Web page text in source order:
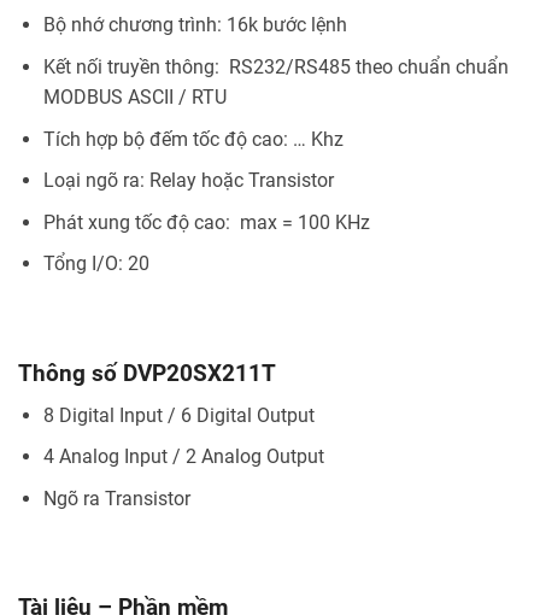
Bộ nhớ chương trình: 16k bước lệnh
Kết nối truyền thông: RS232/RS485 theo chuẩn chuẩn
MODBUS ASCII / RTU
Tích hợp bộ đếm tốc độ cao: … Khz
Loại ngõ ra: Relay hoặc Transistor
Phát xung tốc độ cao: max = 100 KHz
Tổng I/O: 20
Thông số DVP20SX211T
8 Digital Input / 6 Digital Output
4 Analog Input / 2 Analog Output
Ngõ ra Transistor
Tài liệu – Phần mềm